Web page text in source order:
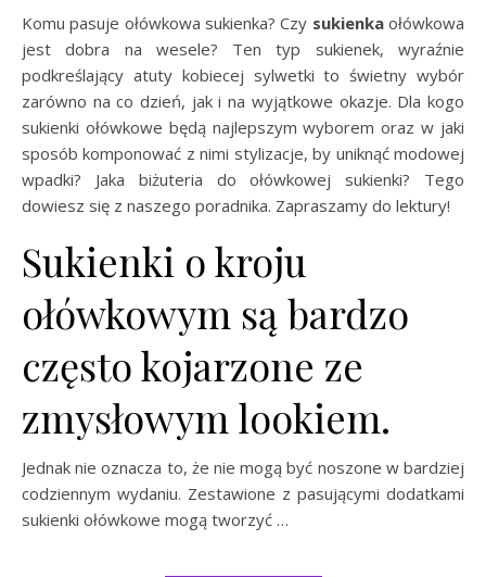
Komu pasuje ołówkowa sukienka? Czy sukienkaołówkowa
jest dobra na wesele? Ten typ sukienek, wyraźnie
podkreślający atuty kobiecej sylwetki to świetny wybór
zarówno na co dzień, jak i na wyjątkowe okazje. Dla kogo
sukienki ołówkowe będą najlepszym wyborem oraz w jaki
sposób komponować z nimi stylizacje, by uniknąć modowej
wpadki? Jaka biżuteria do ołówkowej sukienki? Tego
dowiesz się z naszego poradnika. Zapraszamy do lektury!
Sukienki o kroju
ołówkowym są bardzo
często kojarzone ze
zmysłowym lookiem.
Jednak nie oznacza to, że nie mogą być noszone w bardziej
codziennym wydaniu. Zestawione z pasującymi dodatkami
sukienki ołówkowe mogą tworzyć …